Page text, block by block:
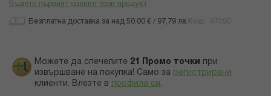
Бъдете първият оценил този продукт
Безплатна доставка за над 50.00 € / 97,79 лв.
Можете да спечелите 21 Промо точки
при
извършване на покупка! Само за регистрирани
клиенти. Влезте в профила си .